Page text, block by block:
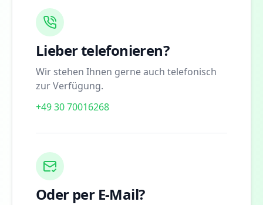
Lieber telefonieren?
Wir stehen Ihnen gerne auch telefonisch
zur Verfügung.
+49 30 70016268
Oder per E-Mail?